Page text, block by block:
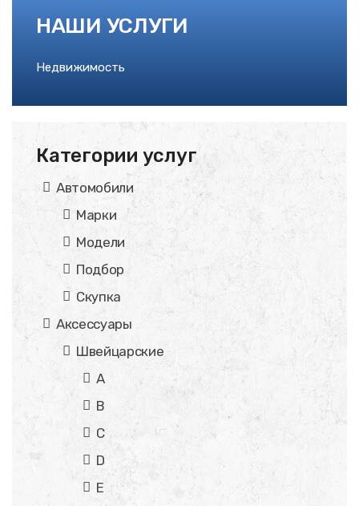
НАШИ УСЛУГИ
Недвижимость
Категории услуг
Автомобили
Марки
Модели
Подбор
Скупка
Аксессуары
Швейцарские
A
B
C
D
E